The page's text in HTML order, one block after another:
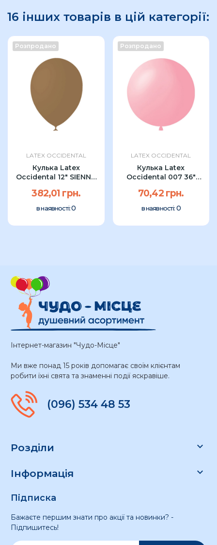
16 інших товарів в цій категорії:
Розпродано
LATEX OCCIDENTAL
Кулька Latex
Occidental 12" SIENNA
382,01 грн.
в наявності:0
Розпродано
LATEX OCCIDENTAL
Кулька Latex
Occidental 007 36"
70,42 грн.
в наявності: 0
Інтернет-магазин "Чудо-Місце"
Ми вже понад 15 років допомагає своїм клієнтам
робити їхні свята та знаменні події яскравіше.
(096) 534 48 53
Розділи 
Інформація 
Підписка
Бажаєте першим знати про акції та новинки? -
Підпишитесь!